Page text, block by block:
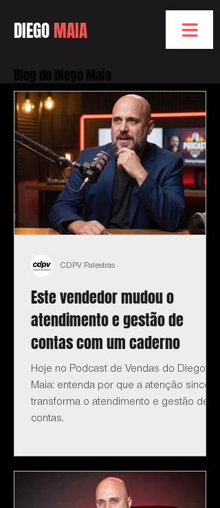
DIEGOMAIA
Blog do Diego Maia
Este vendedor mudou o
atendimento e gestão de
contas com um caderno
Hoje no Podcast de Vendas do Diego
Maia: entenda por que a atenção sincera
transforma o atendimento e gestão de
contas.
CDPV Palestras